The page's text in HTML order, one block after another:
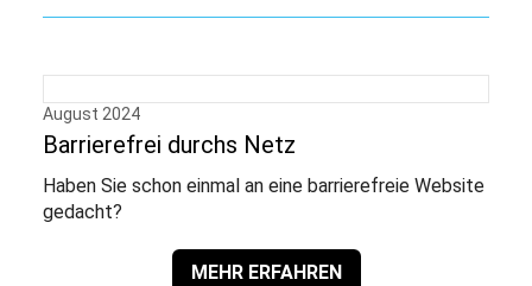
August 2024
Barrierefrei durchs Netz
Haben Sie schon einmal an eine barrierefreie Website
gedacht?
MEHR ERFAHREN